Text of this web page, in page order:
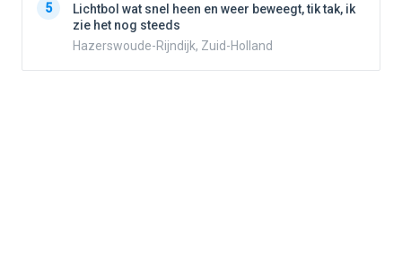
5
Lichtbol wat snel heen en weer beweegt, tik tak, ik
zie het nog steeds
Hazerswoude-Rijndijk, Zuid-Holland